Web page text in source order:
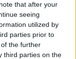
that after your
seeing
utilized by
parties prior to
the further
third parties on the